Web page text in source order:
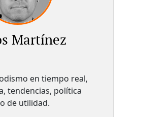
Martínez
en tiempo real,
tendencias, política
de utilidad.